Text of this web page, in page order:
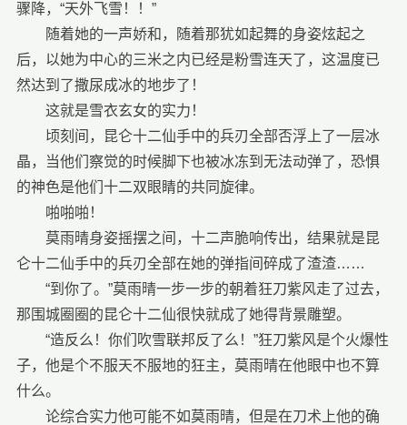
骤降，“天外飞雪！！”
随着她的一声娇和，随着那犹如起舞的身姿炫起之
后，以她为中心的三米之内已经是粉雪连天了，这温度已
然达到了撒尿成冰的地步了！
这就是雪衣玄女的实力！
顷刻间，昆仑十二仙手中的兵刃全部否浮上了一层冰
晶，当他们察觉的时候脚下也被冰冻到无法动弹了，恐惧
的神色是他们十二双眼睛的共同旋律。
啪啪啪！
莫雨晴身姿摇摆之间，十二声脆响传出，结果就是昆
仑十二仙手中的兵刃全部在她的弹指间碎成了渣渣……
“到你了。”莫雨晴一步一步的朝着狂刀紫风走了过去，
那围城圈圈的昆仑十二仙很快就成了她得背景雕塑。
“造反么！你们吹雪联邦反了么！”狂刀紫风是个火爆性
子，他是个不服天不服地的狂主，莫雨晴在他眼中也不算
什么。
论综合实力他可能不如莫雨晴，但是在刀术上他的确